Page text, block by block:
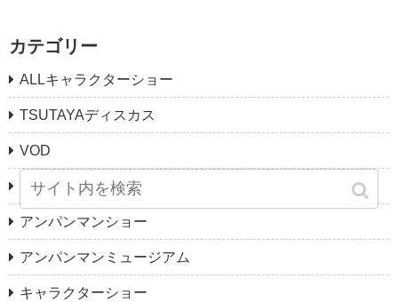
カテゴリー
ALLキャラクターショー
TSUTAYAディスカス
VOD
アンパンマン
アンパンマンショー
アンパンマンミュージアム
キャラクターショー